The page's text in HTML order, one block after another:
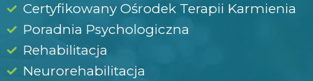
Certyfikowany Ośrodek Terapii Karmienia
Poradnia Psychologiczna
Rehabilitacja
Neurorehabilitacja